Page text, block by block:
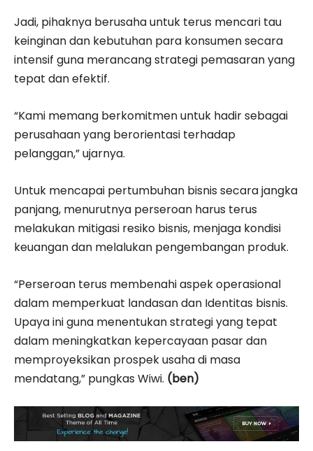
Jadi, pihaknya berusaha untuk terus mencari tau
keinginan dan kebutuhan para konsumen secara
intensif guna merancang strategi pemasaran yang
tepat dan efektif.
“Kami memang berkomitmen untuk hadir sebagai
perusahaan yang berorientasi terhadap
pelanggan,” ujarnya.
Untuk mencapai pertumbuhan bisnis secara jangka
panjang, menurutnya perseroan harus terus
melakukan mitigasi resiko bisnis, menjaga kondisi
keuangan dan melalukan pengembangan produk.
“Perseroan terus membenahi aspek operasional
dalam memperkuat landasan dan Identitas bisnis.
Upaya ini guna menentukan strategi yang tepat
dalam meningkatkan kepercayaan pasar dan
memproyeksikan prospek usaha di masa
mendatang,” pungkas Wiwi. (ben)